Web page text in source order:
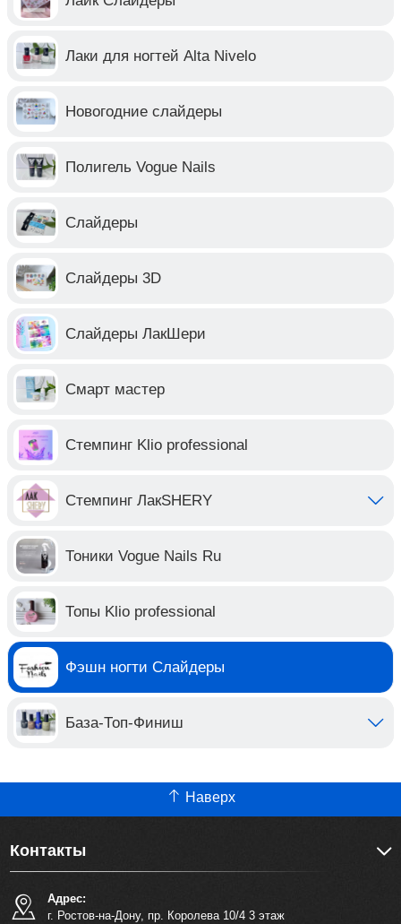
Лаки для ногтей Alta Nivelo
Новогодние слайдеры
Полигель Vogue Nails
Слайдеры
Слайдеры 3D
Слайдеры ЛакШери
Смарт мастер
Стемпинг Klio professional
Стемпинг ЛакSHERY
Тоники Vogue Nails Ru
Топы Klio professional
Фэшн ногти Слайдеры
База-Топ-Финиш
Наверх
Контакты
Адрес:
г. Ростов-на-Дону, пр. Королева 10/4 3 этаж